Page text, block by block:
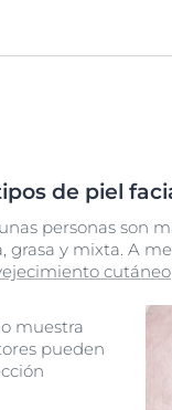
de piel
personas son
grasa y mixta. A
cutáneo
muestra
pueden